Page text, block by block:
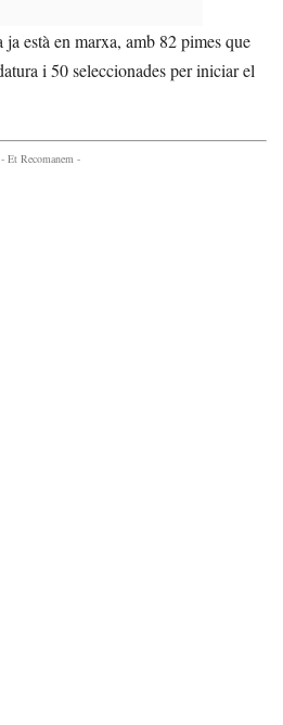
ja està en marxa, amb 82 pimes que
i 50 seleccionades per iniciar el
- Et Recomanem -